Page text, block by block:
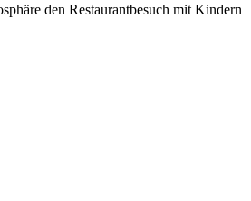
den Restaurantbesuch mit Kindern